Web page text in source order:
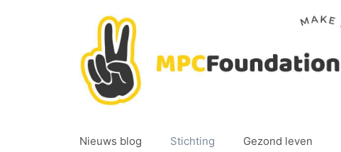
Nieuws blog Stichting Gezond leven